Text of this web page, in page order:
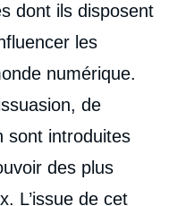
dont ils disposent
les
numérique.
de
sont introduites
des plus
L’issue de cet